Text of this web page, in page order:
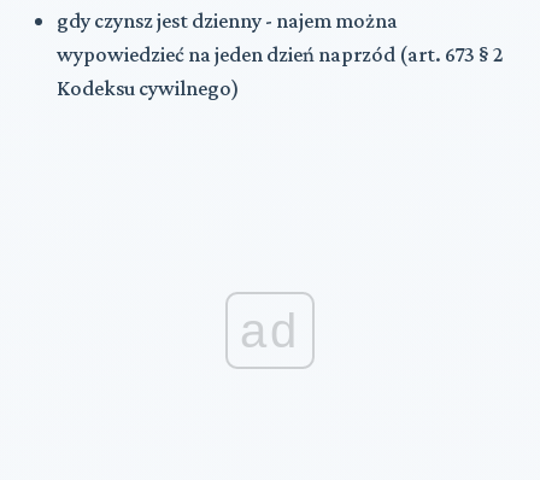
gdy czynsz jest dzienny - najem można
wypowiedzieć na jeden dzień naprzód (art. 673 § 2
Kodeksu cywilnego)
ad